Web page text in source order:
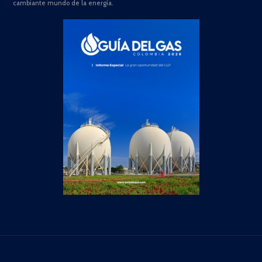
cambiante mundo de la energía.